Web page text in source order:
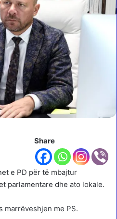
Share
e PD për të mbajtur
parlamentare dhe ato lokale.
marrëveshjen me PS.